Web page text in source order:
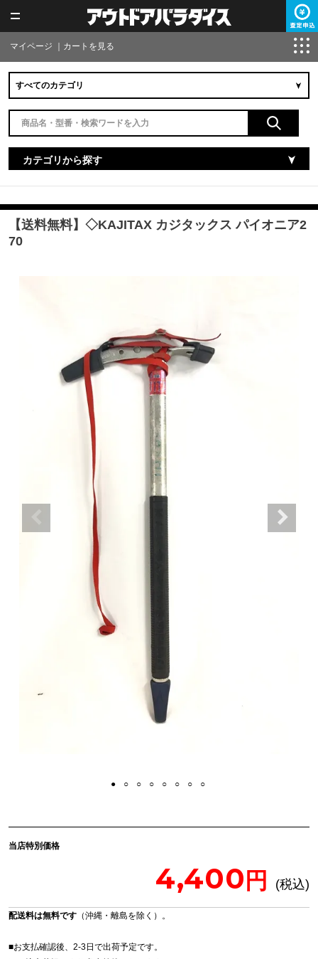
マイページ カートを見る
カテゴリから探す
【送料無料】◇KAJITAX カジタックス パイオニア2
70
当店特別価格
4,400
配送料は無料です （沖縄・離島を除く）。
■お支払確認後、2-3日で出荷予定です。